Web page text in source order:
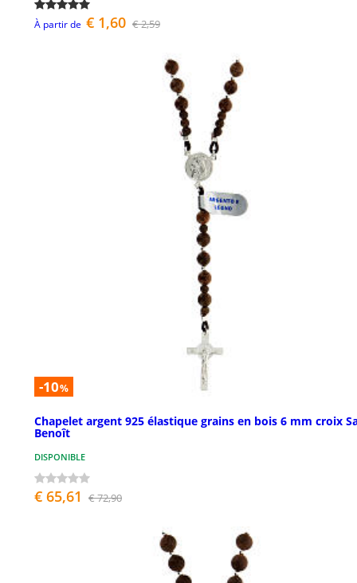
À partir de € 1,60 € 2,59
-10%
Chapelet argent 925 élastique grains en bois 6 mm croix
Benoît
DISPONIBLE
€ 65,61 € 72,90